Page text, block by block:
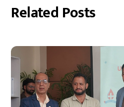
Related Posts